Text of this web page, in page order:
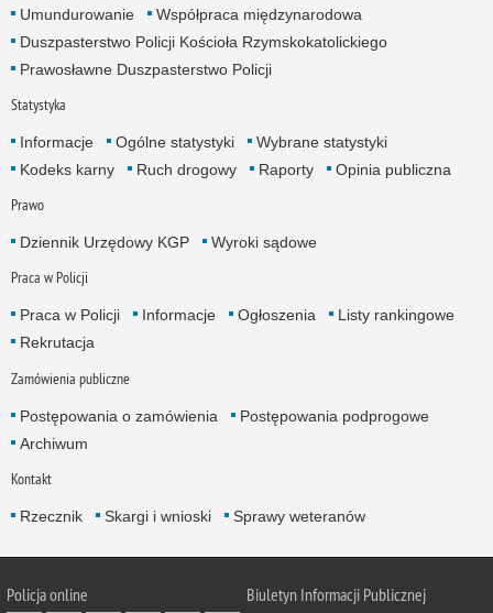
Umundurowanie
Współpraca międzynarodowa
Duszpasterstwo Policji Kościoła Rzymskokatolickiego
Prawosławne Duszpasterstwo Policji
Statystyka
Informacje Ogólne statystyki
Wybrane statystyki
Kodeks karny
Ruch drogowy Raporty Opinia publiczna
Prawo
Dziennik Urzędowy KGP Wyroki sądowe
Praca w Policji
Praca w Policji Informacje Ogłoszenia
Listy rankingowe
Rekrutacja
Zamówienia publiczne
Postępowania o zamówienia
Postępowania podprogowe
Archiwum
Kontakt
Rzecznik Skargi i wnioski Sprawy weteranów
Policjaonline Biuletyn Informacji Publicznej